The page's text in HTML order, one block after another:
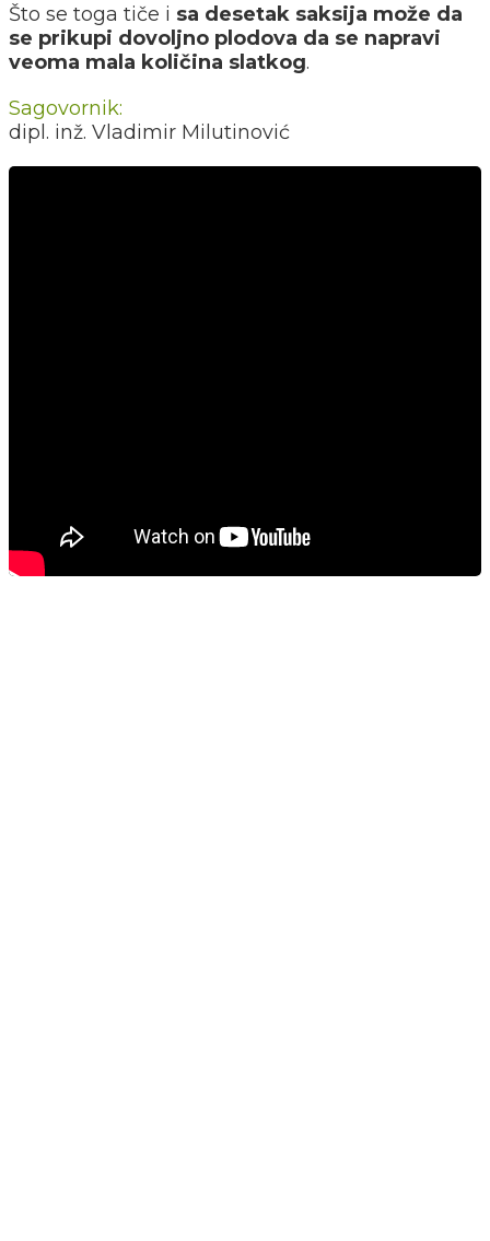
Što se toga tiče i sa desetak saksija može da
se prikupi dovoljno plodova da se napravi
veoma mala količina slatkog.
Sagovornik:
dipl. inž. Vladimir Milutinović